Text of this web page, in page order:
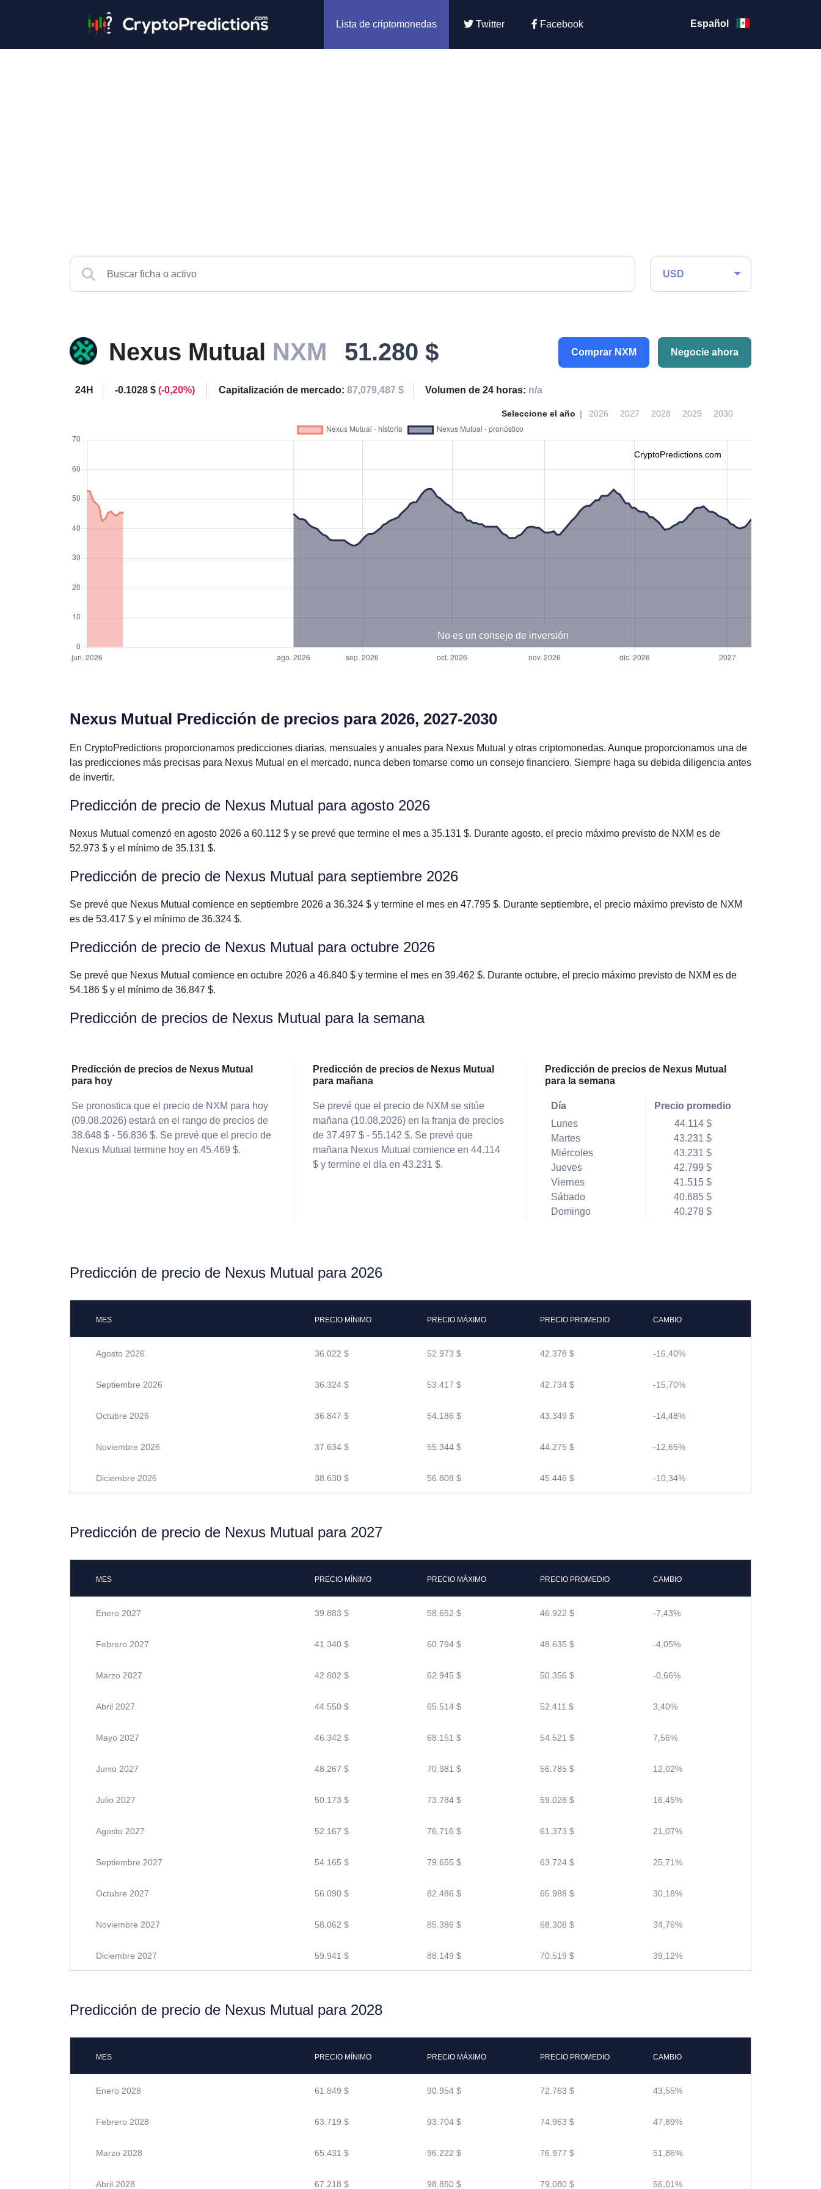
Lista de criptomonedas Twitter Facebook Español
USD
Nexus Mutual NXM 51.280 $ Comprar NXM Negocie ahora
24H -0.1028 $ (-0,20%) Capitalización de mercado: 87,079,487 $ Volumen de 24 horas: n/a
Seleccione el año 2026 2027 2028 2029 2030
CryptoPredictions.com
No es un consejo de inversión
Nexus Mutual Predicción de precios para 2026, 2027-2030
En CryptoPredictions proporcionamos predicciones diarias, mensuales y anuales para Nexus Mutual y otras criptomonedas. Aunque proporcionamos una de
las predicciones más precisas para Nexus Mutual en el mercado, nunca deben tomarse como un consejo financiero. Siempre haga su debida diligencia antes
de invertir.
Predicción de precio de Nexus Mutual para agosto 2026
Nexus Mutual comenzó en agosto 2026 a 60.112 $ y se prevé que termine el mes a 35.131 $. Durante agosto, el precio máximo previsto de NXM es de
52.973 $ y el mínimo de 35.131 $.
Predicción de precio de Nexus Mutual para septiembre 2026
Se prevé que Nexus Mutual comience en septiembre 2026 a 36.324 $ y termine el mes en 47.795 $. Durante septiembre, el precio máximo previsto de NXM
es de 53.417 $ y el mínimo de 36.324 $.
Predicción de precio de Nexus Mutual para octubre 2026
Se prevé que Nexus Mutual comience en octubre 2026 a 46.840 $ y termine el mes en 39.462 $. Durante octubre, el precio máximo previsto de NXM es de
54.186 $ y el mínimo de 36.847 $.
Predicción de precios de Nexus Mutual para la semana
Predicción de precios de Nexus Mutual
para hoy
Se pronostica que el precio de NXM para hoy
(09.08.2026) estará en el rango de precios de
38.648 $ - 56.836 $. Se prevé que el precio de
Nexus Mutual termine hoy en 45.469 $.
Predicción de precios de Nexus Mutual
para mañana
Se prevé que el precio de NXM se sitúe
mañana (10.08.2026) en la franja de precios
de 37.497 $ - 55.142 $. Se prevé que
mañana Nexus Mutual comience en 44.114
$ y termine el día en 43.231 $.
Predicción de precios de Nexus Mutual
para la semana
Día
Lunes
Martes
Miércoles
Jueves
Viernes
Sábado
Domingo
Precio promedio
44.114 $
43.231 $
43.231 $
42.799 $
41.515 $
40.685 $
40.278 $
Predicción de precio de Nexus Mutual para 2026
MES PRECIO MÍNIMO PRECIO MÁXIMO PRECIO PROMEDIO CAMBIO
Agosto 2026 36.022 $ 52.973 $ 42.378 $ -16,40%
Septiembre 2026 36.324 $ 53.417 $ 42.734 $ -15,70%
Octubre 2026 36.847 $ 54.186 $ 43.349 $ -14,48%
Noviembre 2026 37.634 $ 55.344 $ 44.275 $ -12,65%
Diciembre 2026 38.630 $ 56.808 $ 45.446 $ -10,34%
Predicción de precio de Nexus Mutual para 2027
MES PRECIO MÍNIMO PRECIO MÁXIMO PRECIO PROMEDIO CAMBIO
Enero 2027 39.883 $ 58.652 $ 46.922 $ -7,43%
Febrero 2027 41.340 $ 60.794 $ 48.635 $ -4,05%
Marzo 2027 42.802 $ 62.945 $ 50.356 $ -0,66%
Abril 2027 44.550 $ 65.514 $ 52.411 $ 3,40%
Mayo 2027 46.342 $ 68.151 $ 54.521 $ 7,56%
Junio 2027 48.267 $ 70.981 $ 56.785 $ 12,02%
Julio 2027 50.173 $ 73.784 $ 59.028 $ 16,45%
Agosto 2027 52.167 $ 76.716 $ 61.373 $ 21,07%
Septiembre 2027 54.165 $ 79.655 $ 63.724 $ 25,71%
Octubre 2027 56.090 $ 82.486 $ 65.988 $ 30,18%
Noviembre 2027 58.062 $ 85.386 $ 68.308 $ 34,76%
Diciembre 2027 59.941 $ 88.149 $ 70.519 $ 39,12%
Predicción de precio de Nexus Mutual para 2028
MES PRECIO MÍNIMO PRECIO MÁXIMO PRECIO PROMEDIO CAMBIO
Enero 2028 61.849 $ 90.954 $ 72.763 $ 43,55%
Febrero 2028 63.719 $ 93.704 $ 74.963 $ 47,89%
Marzo 2028 65.431 $ 96.222 $ 76.977 $ 51,86%
Abril 2028 67.218 $ 98.850 $ 79.080 $ 56,01%